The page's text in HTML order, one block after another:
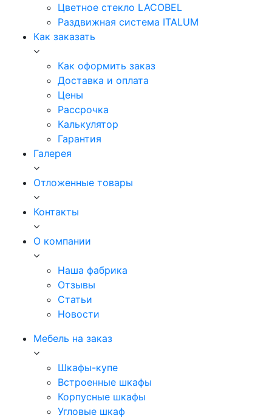
Цветное стекло LACOBEL
Раздвижная система ITALUM
Как заказать
Как оформить заказ
Доставка и оплата
Цены
Рассрочка
Калькулятор
Гарантия
Галерея
Отложенные товары
Контакты
О компании
Наша фабрика
Отзывы
Статьи
Новости
Мебель на заказ
Шкафы-купе
Встроенные шкафы
Корпусные шкафы
Угловые шкаф